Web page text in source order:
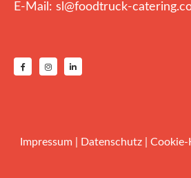
E-Mail: sl@foodtruck-
Impressum| Datenschutz| Cookie-